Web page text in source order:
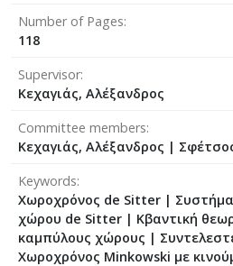
Number of Pages
118
Supervisor
Κεχαγιάς, Αλέξανδρος
Committee members
Κεχαγιάς, Αλέξανδρος |
Keywords
Χωροχρόνος de Sitter |
χώρου de Sitter | Κβαντική
καμπύλους χώρους |
Χωροχρόνος Minkowski με